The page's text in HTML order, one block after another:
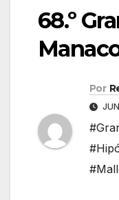
68.º
Por